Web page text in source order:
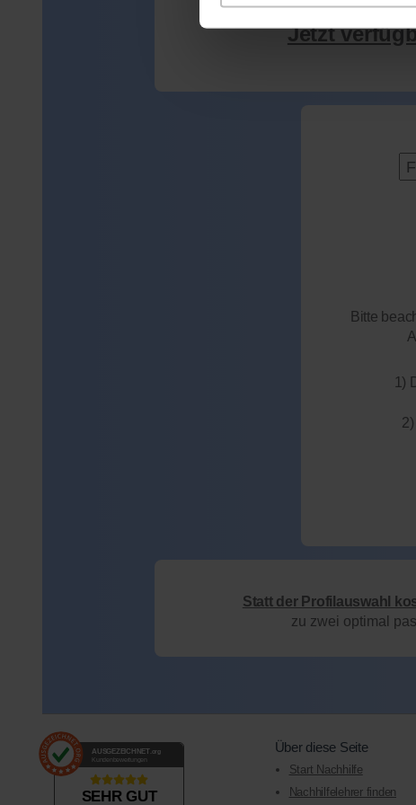
Jetzt
Bitte
1)
Statt der Profilauswahl
zu zwei optimal
AUSGEZEICHNET .org
Kundenbewertungen
SEHR GUT
Über diese Seite
Start Nachhilfe
Nachhilfelehrer finden